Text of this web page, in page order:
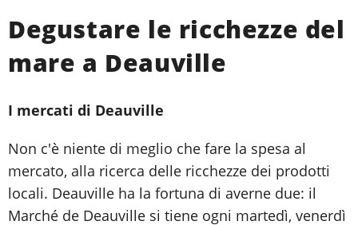
Degustare le ricchezze del
mare a Deauville
I mercati di Deauville
Non c'è niente di meglio che fare la spesa al
mercato, alla ricerca delle ricchezze dei prodotti
locali. Deauville ha la fortuna di averne due: il
Marché de Deauville si tiene ogni martedì, venerdì